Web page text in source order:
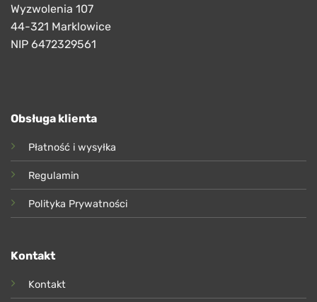
Wyzwolenia 107
44-321 Marklowice
NIP 6472329561
Obsługa klienta
Płatność i wysyłka
Regulamin
Polityka Prywatności
Kontakt
Kontakt